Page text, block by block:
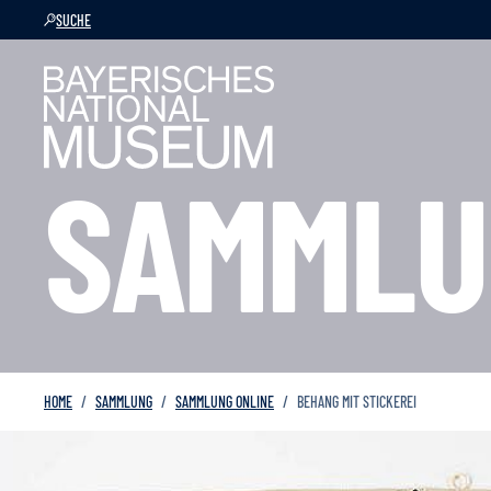
SUCHE
HOME SAMMLUNG SAMMLUNG ONLINE BEHANG MIT STICKEREI